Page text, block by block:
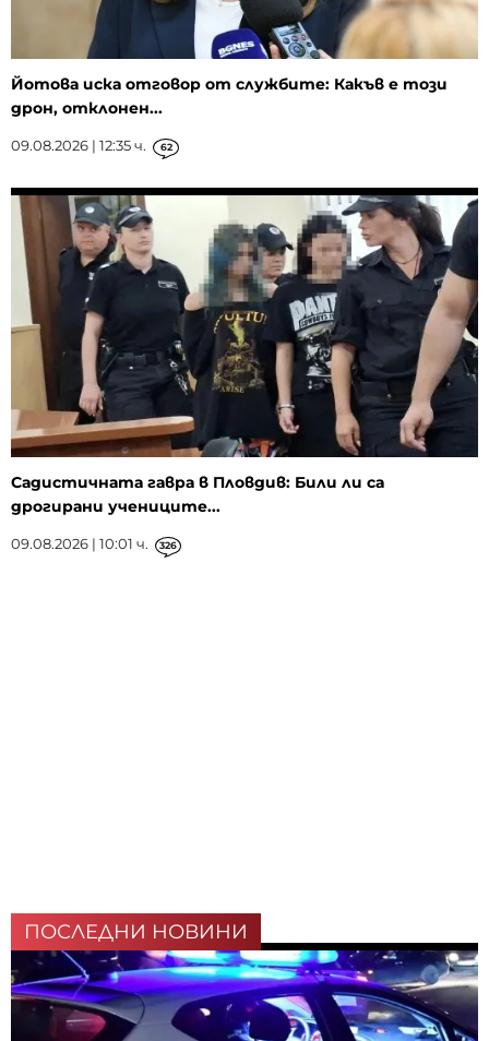
Йотова иска отговор от службите: Какъв е този
дрон, отклонен...
09.08.2026 | 12:35 ч. 62
Садистичната гавра в Пловдив: Били ли са
дрогирани учениците...
09.08.2026 | 10:01 ч. 326
ПОСЛЕДНИ НОВИНИ